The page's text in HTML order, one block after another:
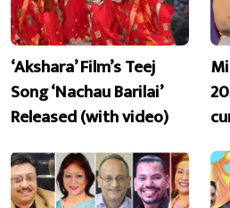
‘Akshara’ Film’s Teej
Song ‘Nachau Barilai’
Released (with video)